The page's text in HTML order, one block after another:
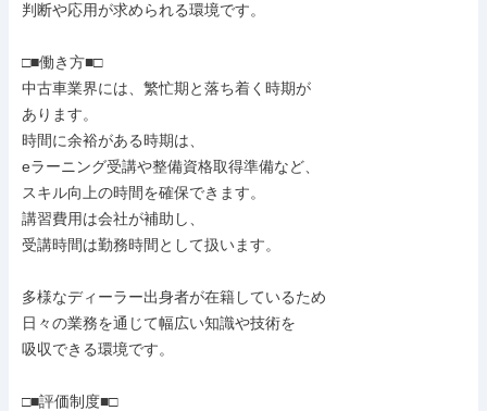
判断や応用が求められる環境です。
□■働き方■□
中古車業界には、繁忙期と落ち着く時期が
あります。
時間に余裕がある時期は、
eラーニング受講や整備資格取得準備など、
スキル向上の時間を確保できます。
講習費用は会社が補助し、
受講時間は勤務時間として扱います。
多様なディーラー出身者が在籍しているため
日々の業務を通じて幅広い知識や技術を
吸収できる環境です。
□■評価制度■□